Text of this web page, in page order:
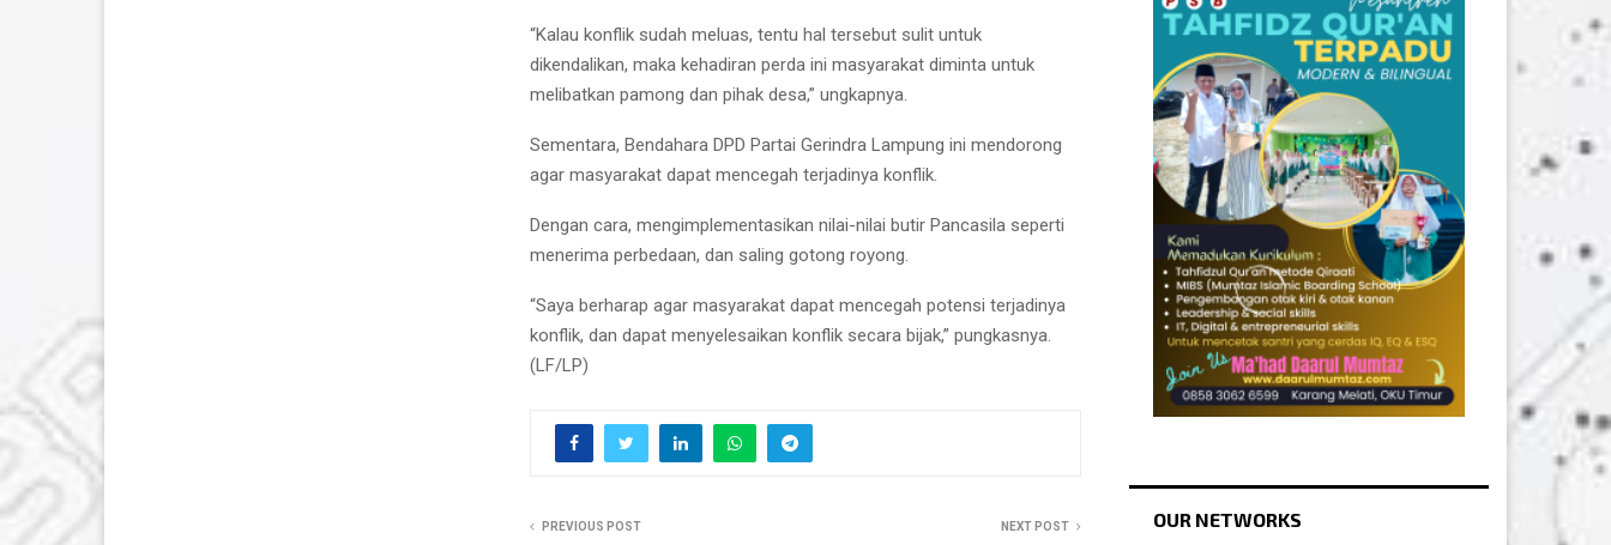
“Kalau konflik sudah meluas, tentu hal tersebut sulit untuk
dikendalikan, maka kehadiran perda ini masyarakat diminta untuk
melibatkan pamong dan pihak desa,” ungkapnya.
Sementara, Bendahara DPD Partai Gerindra Lampung ini mendorong
agar masyarakat dapat mencegah terjadinya konflik.
Dengan cara, mengimplementasikan nilai-nilai butir Pancasila seperti
menerima perbedaan, dan saling gotong royong.
“Saya berharap agar masyarakat dapat mencegah potensi terjadinya
konflik, dan dapat menyelesaikan konflik secara bijak,” pungkasnya.
(LF/LP)
PREVIOUS POST NEXT POST OUR NETWORKS